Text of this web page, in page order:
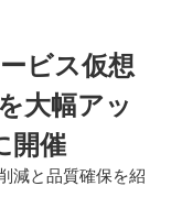
ビス仮想
大幅アッ
開催
減と品質確保を紹